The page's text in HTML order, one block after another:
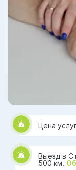
Цена
Выезд в
500 км.